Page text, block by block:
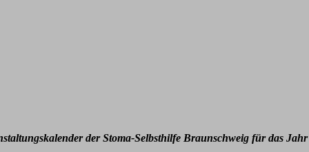
der Stoma-Selbsthilfe Braunschweig für das